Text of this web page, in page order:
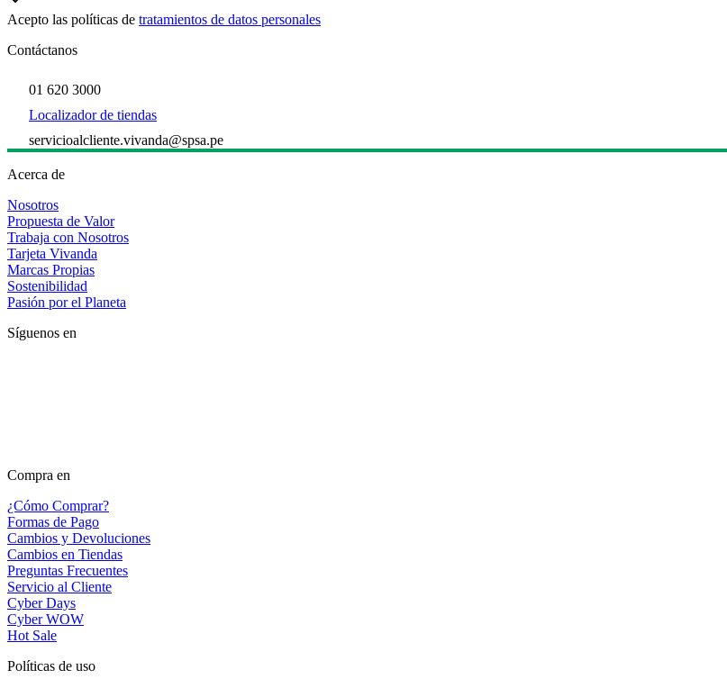
Acepto las políticas de tratamientos de datos personales
Contáctanos
01 620 3000
Localizador de tiendas
servicioalcliente.vivanda@spsa.pe
Acerca de
Nosotros
Propuesta de Valor
Trabaja con Nosotros
Tarjeta Vivanda
Marcas Propias
Sostenibilidad
Pasión por el Planeta
Síguenos en
Compra en
¿Cómo Comprar?
Formas de Pago
Cambios y Devoluciones
Cambios en Tiendas
Preguntas Frecuentes
Servicio al Cliente
Cyber Days
Cyber WOW
Hot Sale
Políticas de uso